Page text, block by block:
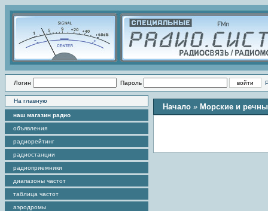
Логин Пароль
На главную
наш магазин радио
объявления
радиорейтинг
радиостанции
радиоприемники
диапазоны частот
таблица частот
аэродромы
Начало » Морские и